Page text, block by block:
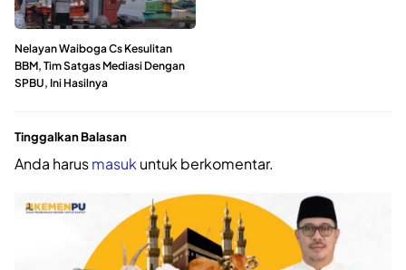
Nelayan Waiboga Cs Kesulitan
BBM, Tim Satgas Mediasi Dengan
SPBU, Ini Hasilnya
Tinggalkan Balasan
Anda harusmasuk untuk berkomentar.